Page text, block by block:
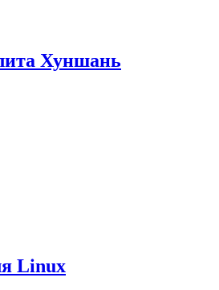
Хуншань
Linux